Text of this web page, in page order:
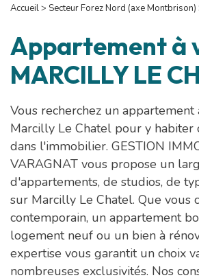
Accueil> Secteur Forez Nord (axe Montbrison)
Appartement à
MARCILLY LE
Vous recherchez un
Marcilly Le Chatel pour y habiter
dans l'immobilier. GESTION
VARAGNAT vous propose un
d'appartements, de studios, de
sur Marcilly Le Chatel. Que vous
contemporain, un appartement
logement neuf ou un bien à
expertise vous garantit un choix
nombreuses exclusivités. Nos